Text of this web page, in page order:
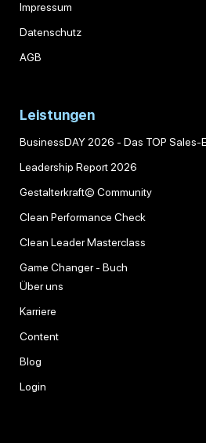
Impressum
Datenschutz
AGB
Leistungen
BusinessDAY 2026 - Das TOP Sales-
Leadership Report 2026
Gestalterkraft© Community
Clean Performance Check
Clean Leader Masterclass
Game Changer - Buch
Über uns
Karriere
Content
Blog
Login